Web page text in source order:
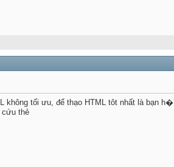
không tối ưu, để thạo HTML tôt nhất là bạn
cứu thẻ